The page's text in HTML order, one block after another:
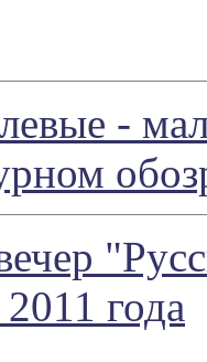
-
года